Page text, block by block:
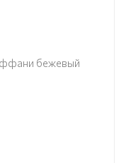
бежевый